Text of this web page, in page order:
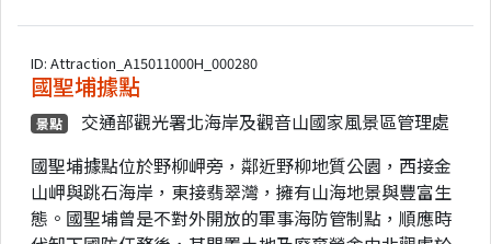
ID: Attraction_A15011000H_000280
國聖埔據點
景點
交通部觀光署北海岸及觀音山國家風景區管理處
國聖埔據點位於野柳岬旁，鄰近野柳地質公園，西接金
山岬與跳石海岸，東接翡翠灣，擁有山海地景與豐富生
態。國聖埔曾是不對外開放的軍事海防管制點，順應時